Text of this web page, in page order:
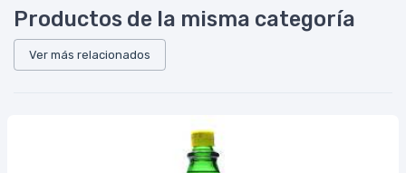
Productos de la misma categoría
Ver más relacionados